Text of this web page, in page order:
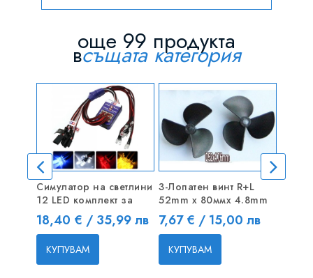
още 99 продукта
всъщата категория
Симулатор на светлини
12 LED комплект за
Цена
18,40 € / 35,99 лв
КУПУВАМ
3-Лопатен винт R+L
52mm х 80ммх 4.8mm
Цена
7,67 € / 15,00 лв
КУПУВАМ